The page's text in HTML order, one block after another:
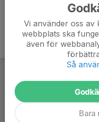
Vi använder oss
webbplats ska
även för
Så
Bara